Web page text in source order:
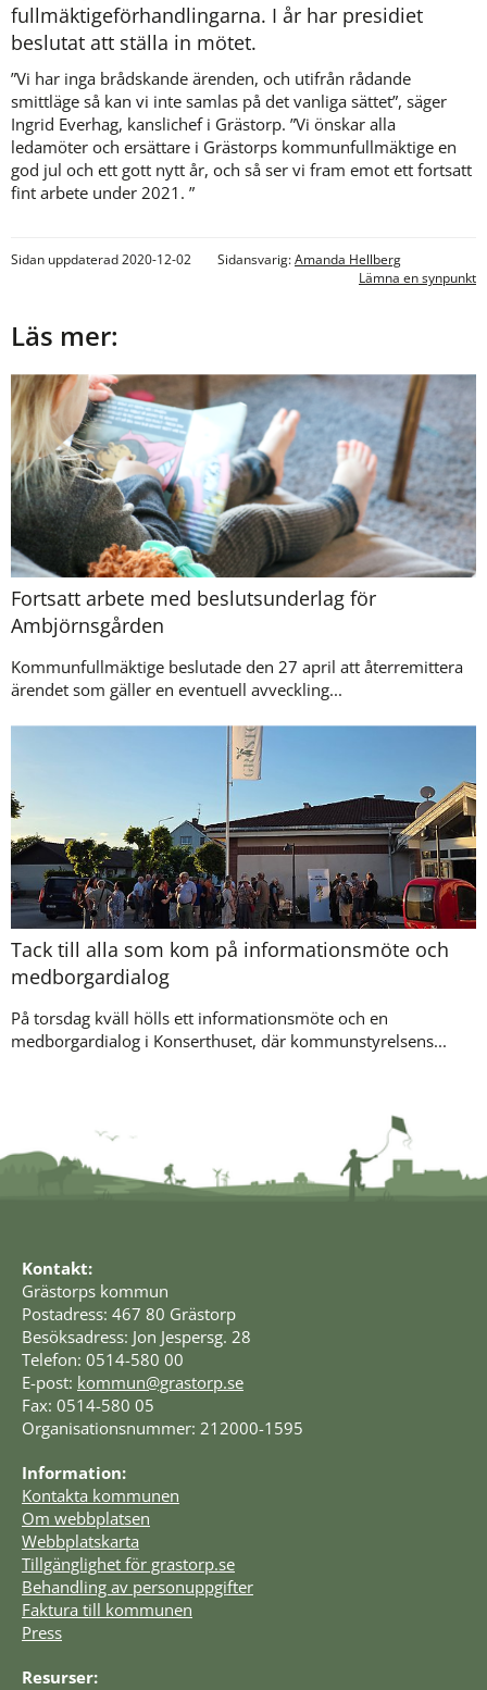
fullmäktigeförhandlingarna. I år har presidiet
beslutat att ställa in mötet.
Vi har inga brådskande ärenden, och utifrån rådande
smittläge så kan vi inte samlas på det vanliga sättet , säger
Ingrid Everhag, kanslichef i Grästorp. Vi önskar alla
ledamöter och ersättare i Grästorps kommunfullmäktige en
god jul och ett gott nytt år, och så ser vi fram emot ett fortsatt
fint arbete under 2021.
Sidan uppdaterad 2020-12-02 Sidansvarig:Amanda Hellberg
Lämna en synpunkt
Läs mer:
Fortsatt arbete med beslutsunderlag för
Ambjörnsgården
Kommunfullmäktige beslutade den 27 april att återremittera
ärendet som gäller en eventuell avveckling...
Tack till alla som kom på informationsmöte och
medborgardialog
På torsdag kväll hölls ett informationsmöte och en
medborgardialog i Konserthuset, där kommunstyrelsens...
Kontakt:
Grästorps kommun
Postadress: 467 80 Grästorp
Besöksadress: Jon Jespersg. 28
Telefon: 0514-580 00
E-post: kommun@grastorp.se
Fax: 0514-580 05
Organisationsnummer: 212000-1595
Information:
Kontakta kommunen
Om webbplatsen
Webbplatskarta
Tillgänglighet för grastorp.se
Behandling av personuppgifter
Faktura till kommunen
Press
Resurser: